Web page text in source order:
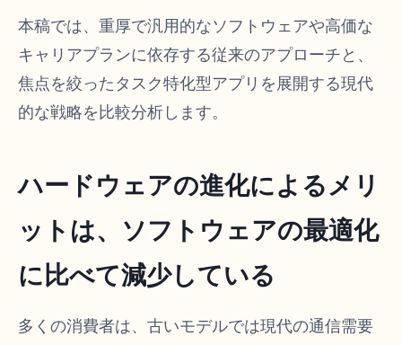
本稿では、重厚で汎用的なソフトウェアや高価な
キャリアプランに依存する従来のアプローチと、
焦点を絞ったタスク特化型アプリを展開する現代
的な戦略を比較分析します。
ハードウェアの進化によるメリ
ットは、ソフトウェアの最適化
に比べて減少している
多くの消費者は、古いモデルでは現代の通信需要